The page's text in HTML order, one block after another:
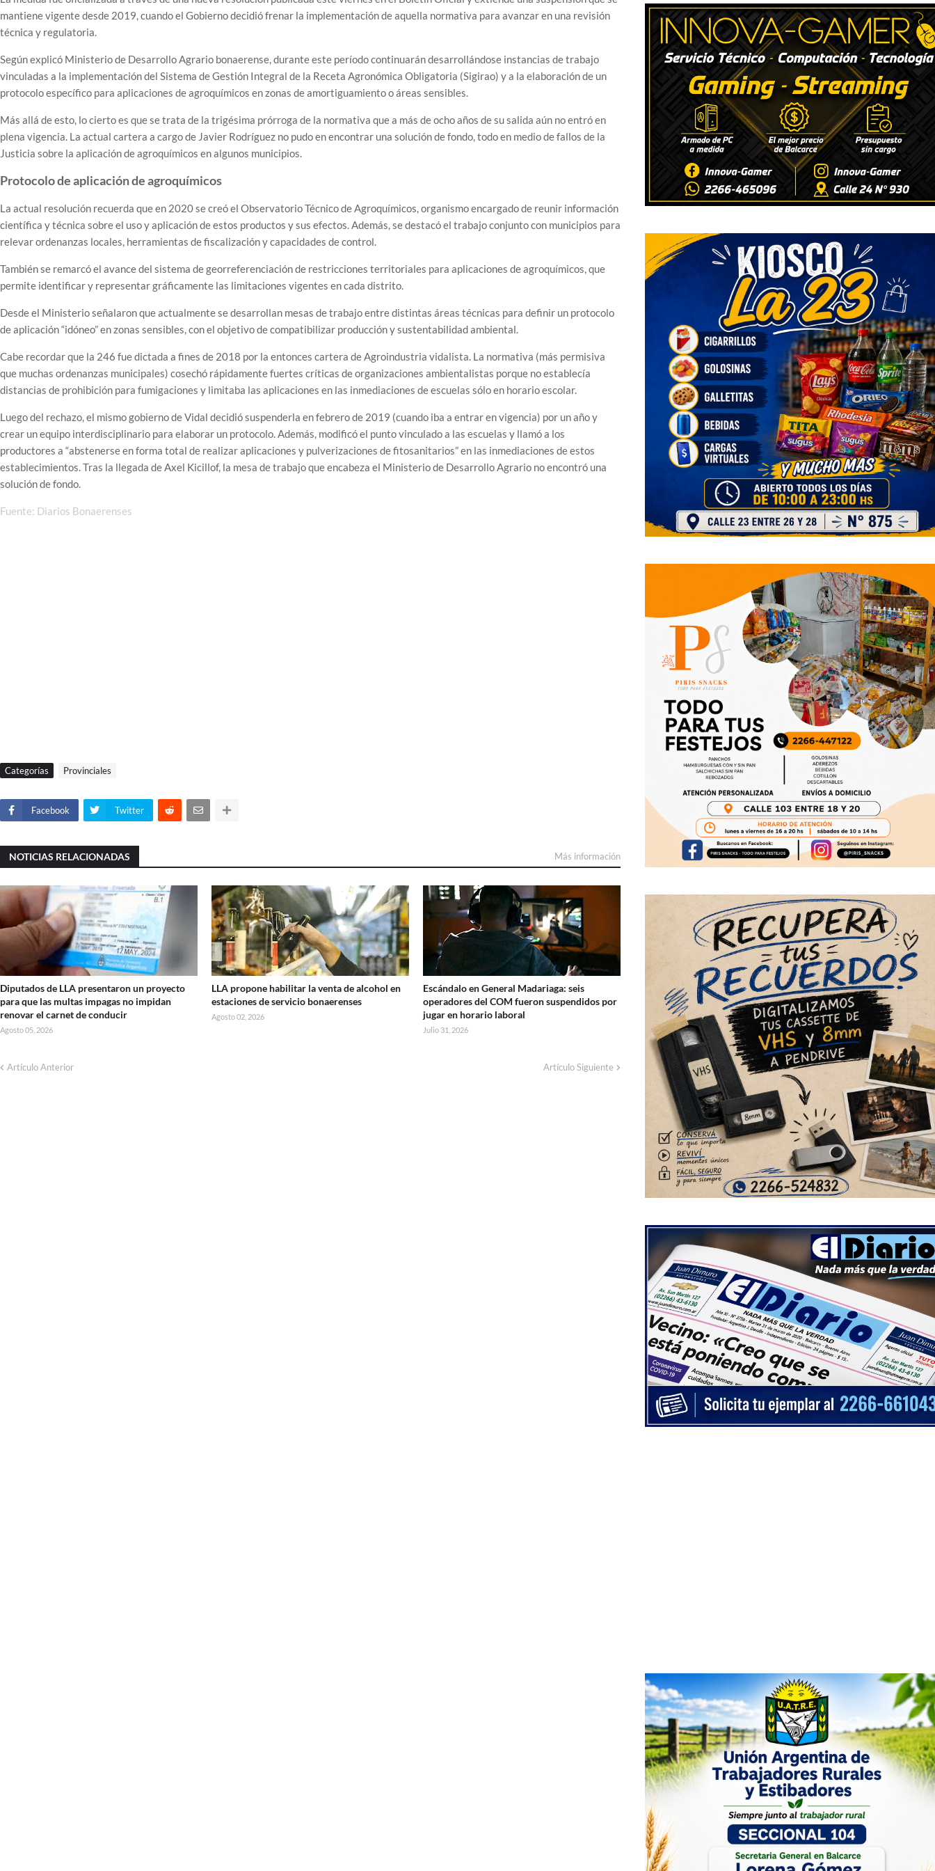
mantiene vigente desde 2019, cuando el Gobierno decidió frenar la implementación de aquella normativa para avanzar en una revisión
técnica y regulatoria.
Según explicó Ministerio de Desarrollo Agrario bonaerense, durante este período continuarán desarrollándose instancias de trabajo
vinculadas a la implementación del Sistema de Gestión Integral de la Receta Agronómica Obligatoria (Sigirao) y a la elaboración de un
protocolo específico para aplicaciones de agroquímicos en zonas de amortiguamiento o áreas sensibles.
Más allá de esto, lo cierto es que se trata de la trigésima prórroga de la normativa que a más de ocho años de su salida aún no entró en
plena vigencia. La actual cartera a cargo de Javier Rodríguez no pudo en encontrar una solución de fondo, todo en medio de fallos de la
Justicia sobre la aplicación de agroquímicos en algunos municipios.
Protocolo de aplicación de agroquímicos
La actual resolución recuerda que en 2020 se creó el Observatorio Técnico de Agroquímicos, organismo encargado de reunir información
científica y técnica sobre el uso y aplicación de estos productos y sus efectos. Además, se destacó el trabajo conjunto con municipios para
relevar ordenanzas locales, herramientas de fiscalización y capacidades de control.
También se remarcó el avance del sistema de georreferenciación de restricciones territoriales para aplicaciones de agroquímicos, que
permite identificar y representar gráficamente las limitaciones vigentes en cada distrito.
Desde el Ministerio señalaron que actualmente se desarrollan mesas de trabajo entre distintas áreas técnicas para definir un protocolo
de aplicación “idóneo” en zonas sensibles, con el objetivo de compatibilizar producción y sustentabilidad ambiental.
Cabe recordar que la 246 fue dictada a fines de 2018 por la entonces cartera de Agroindustria vidalista. La normativa (más permisiva
que muchas ordenanzas municipales) cosechó rápidamente fuertes críticas de organizaciones ambientalistas porque no establecía
distancias de prohibición para fumigaciones y limitaba las aplicaciones en las inmediaciones de escuelas sólo en horario escolar.
Luego del rechazo, el mismo gobierno de Vidal decidió suspenderla en febrero de 2019 (cuando iba a entrar en vigencia) por un año y
crear un equipo interdisciplinario para elaborar un protocolo. Además, modificó el punto vinculado a las escuelas y llamó a los
productores a “abstenerse en forma total de realizar aplicaciones y pulverizaciones de fitosanitarios” en las inmediaciones de estos
establecimientos. Tras la llegada de Axel Kicillof, la mesa de trabajo que encabeza el Ministerio de Desarrollo Agrario no encontró una
solución de fondo.
Fuente: Diarios Bonaerenses
Categorías Provinciales
Facebook Twitter
NOTICIAS RELACIONADAS Más información
Diputados de LLA presentaron un proyecto
para que las multas impagas no impidan
renovar el carnet de conducir
Agosto 05, 2026
LLA propone habilitar la venta de alcohol en
estaciones de servicio bonaerenses
Agosto 02, 2026
Escándalo en General Madariaga: seis
operadores del COM fueron suspendidos por
jugar en horario laboral
Julio 31, 2026
Artículo Anterior Artículo Siguiente